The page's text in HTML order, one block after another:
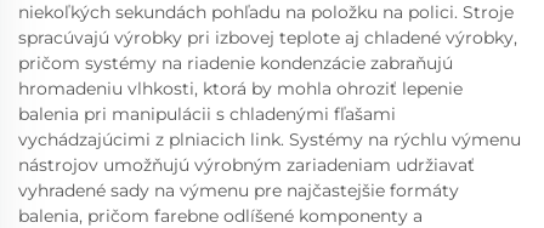
niekoľkých sekundách pohľadu na položku na polici. Stroje
spracúvajú výrobky pri izbovej teplote aj chladené výrobky,
pričom systémy na riadenie kondenzácie zabraňujú
hromadeniu vlhkosti, ktorá by mohla ohroziť lepenie
balenia pri manipulácii s chladenými fľašami
vychádzajúcimi z plniacich link. Systémy na rýchlu výmenu
nástrojov umožňujú výrobným zariadeniam udržiavať
vyhradené sady na výmenu pre najčastejšie formáty
balenia, pričom farebne odlíšené komponenty a